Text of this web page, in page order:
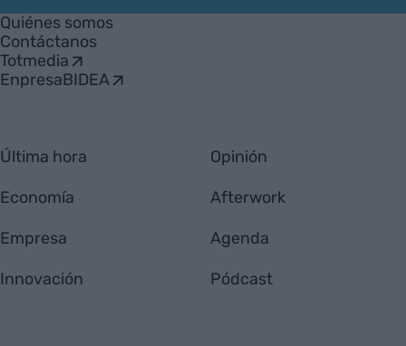
Empresa
Quiénes somos
Contáctanos
Totmedia
EnpresaBIDEA
Última hora
Economía
Empresa
Innovación
Opinión
Afterwork
Agenda
Pódcast